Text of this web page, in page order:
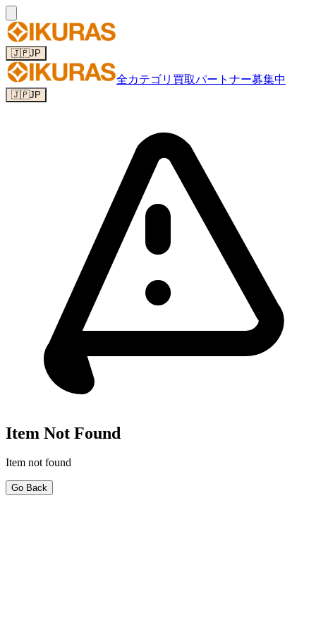
🇯🇵JP
全カテゴリ 買取パートナー募集中
🇯🇵JP
Item Not Found
Item not found
Go Back